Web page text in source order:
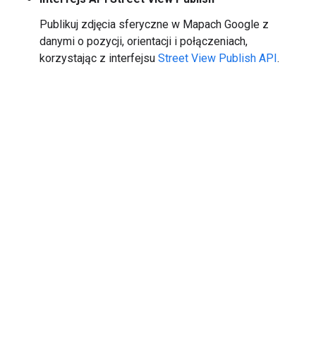
Publikuj zdjęcia sferyczne w Mapach Google z
danymi o pozycji, orientacji i połączeniach,
korzystając z interfejsu Street View Publish API.